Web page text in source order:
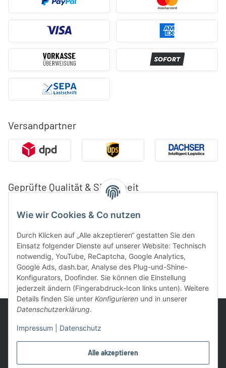
Alle akzeptieren
Wie wir Cookies & Co nutzen
Durch Klicken auf „Alle akzeptieren“ gestatten Sie den
Einsatz folgender Dienste auf unserer Website: Technisch
notwendig, YouTube, ReCaptcha, Google Analytics,
Google Ads, dash.bar, Analyse des Plug-und-Shine-
Konfigurators, Doofinder. Sie können die Einstellung
jederzeit ändern (Fingerabdruck-Icon links unten). Weitere
Details finden Sie unter Konfigurieren und in unserer
Datenschutzerklärung.
Impressum Datenschutz
Versandpartner
Geprüfte Qualität & Sicherheit
UVP: Ist die unverbindliche Preisempfehlung des Herstellers für